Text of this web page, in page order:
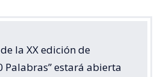
la XX edición de
Palabras” estará abierta